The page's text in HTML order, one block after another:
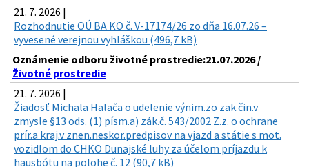
21. 7. 2026 |
Rozhodnutie OÚ BA KO č. V-17174/26 zo dňa 16.07.26 –
vyvesené verejnou vyhláškou (496,7 kB)
Oznámenie odboru životné prostredie:21.07.2026 /
Životné prostredie
21. 7. 2026 |
Žiadosť Michala Halača o udelenie výnim.zo zak.čin.v
zmysle §13 ods. (1) písm.a) zák.č. 543/2002 Z.z. o ochrane
prír.a kraj.v znen.neskor.predpisov na vjazd a státie s mot.
vozidlom do CHKO Dunajské luhy za účelom príjazdu k
hausbótu na polohe č. 12 (90,7 kB)